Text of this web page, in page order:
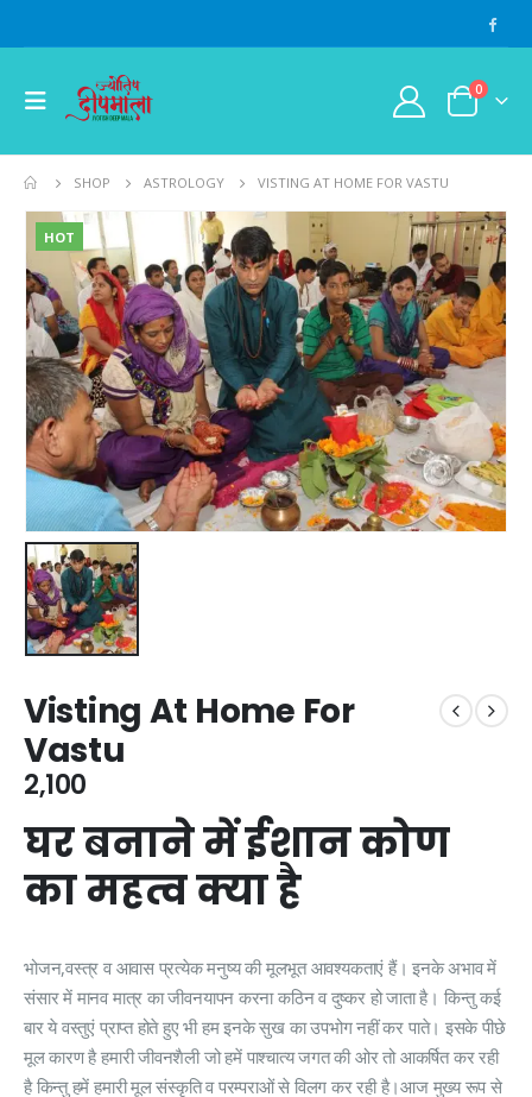
0
SHOP ASTROLOGY VISTING AT HOME FOR VASTU
HOT
Visting At Home For
Vastu
2,100
घर बनाने में ईशान कोण
का महत्व क्या है
भोजन,वस्त्र व आवास प्रत्येक मनुष्य की मूलभूत आवश्यकताएं हैं। इनके अभाव में
संसार में मानव मात्र का जीवनयापन करना कठिन व दुष्कर हो जाता है। किन्तु कई
बार ये वस्तुएं प्राप्त होते हुए भी हम इनके सुख का उपभोग नहीं कर पाते। इसके पीछे
मूल कारण है हमारी जीवनशैली जो हमें पाश्चात्य जगत की ओर तो आकर्षित कर रही
है किन्तु हमें हमारी मूल संस्कृति व परम्पराओं से विलग कर रही है।आज मुख्य रूप से